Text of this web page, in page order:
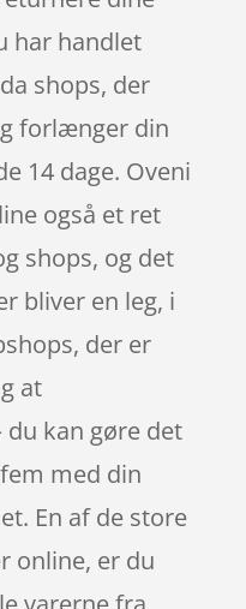
har handlet
shops, der
forlænger din
14 dage. Oveni
også et ret
shops, og det
bliver en leg, i
der er
at
kan gøre det
med din
En af de store
online, er du